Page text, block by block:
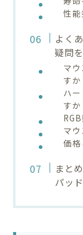
性
よく
疑問
マ
すか
ハ
すか
マ
価
まと
パッ